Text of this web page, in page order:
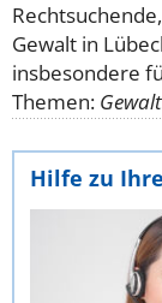
Gewalt in
insbesondere
Themen:
Hilfe zu